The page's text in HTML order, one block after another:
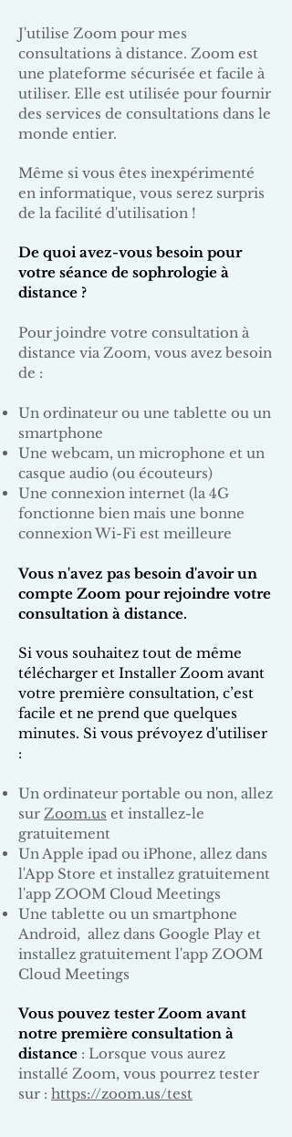
J'utilise Zoom pour mes
consultations à distance. Zoom est
une plateforme sécurisée et facile à
utiliser. Elle est utilisée pour fournir
des services de consultations dans le
monde entier.
Même si vous êtes inexpérimenté
en informatique, vous serez surpris
de la facilité d'utilisation !
De quoi avez-vous besoin pour
votre séance de sophrologie à
distance ?
Pour joindre votre consultation à
distance via Zoom, vous avez besoin
de :
Un ordinateur ou une tablette ou un
smartphone
Une webcam, un microphone et un
casque audio (ou écouteurs)
Une connexion internet (la 4G
fonctionne bien mais une bonne
connexion Wi-Fi est meilleure
Vous n'avez pas besoin d'avoir un
compte Zoom pour rejoindre votre
consultation à distance.
Si vous souhaitez tout de même
télécharger et Installer Zoom avant
votre première consultation, c’est
facile et ne prend que quelques
minutes. Si vous prévoyez d'utiliser
:
Un ordinateur portable ou non, allez
sur Zoom.us et installez-le
gratuitement
Un Apple ipad ou iPhone, allez dans
l'App Store et installez gratuitement
l'app ZOOM Cloud Meetings
Une tablette ou un smartphone
Android, allez dans Google Play et
installez gratuitement l'app ZOOM
Cloud Meetings
Vous pouvez tester Zoom avant
notre première consultation à
distance : Lorsque vous aurez
installé Zoom, vous pourrez tester
sur : https://zoom.us/test